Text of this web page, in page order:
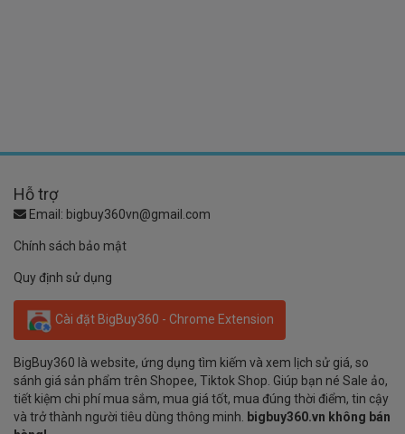
Hỗ trợ
Email: bigbuy360vn@gmail.com
Chính sách bảo mật
Quy định sử dụng
Cài đặt BigBuy360 - Chrome Extension
BigBuy360 là website, ứng dụng tìm kiếm và xem lịch sử giá, so
sánh giá sản phẩm trên Shopee, Tiktok Shop. Giúp bạn né Sale ảo,
tiết kiệm chi phí mua sắm, mua giá tốt, mua đúng thời điểm, tin cậy
và trở thành người tiêu dùng thông minh. bigbuy360.vn không bán